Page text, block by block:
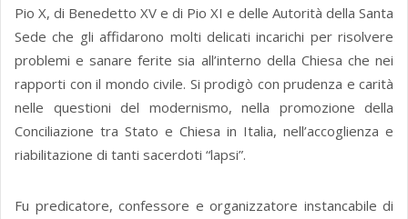
Pio X, di Benedetto XV e di Pio XI e delle Autorità della Santa
Sede che gli affidarono molti delicati incarichi per risolvere
problemi e sanare ferite sia all’interno della Chiesa che nei
rapporti con il mondo civile. Si prodigò con prudenza e carità
nelle questioni del modernismo, nella promozione della
Conciliazione tra Stato e Chiesa in Italia, nell’accoglienza e
riabilitazione di tanti sacerdoti “lapsi”.
Fu predicatore, confessore e organizzatore instancabile di